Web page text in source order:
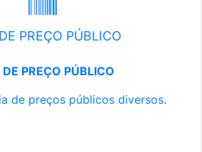
PREÇO PÚBLICO
PREÇO PÚBLICO
de preços públicos diversos.